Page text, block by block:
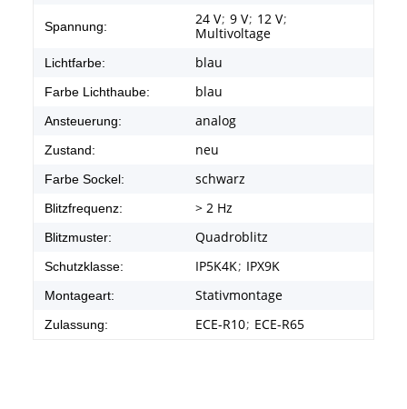
Spannung: 24 V; 9 V; 12 V;
Multivoltage
Lichtfarbe: blau
Farbe Lichthaube: blau
Ansteuerung: analog
Zustand: neu
Farbe Sockel: schwarz
Blitzfrequenz: > 2 Hz
Blitzmuster: Quadroblitz
Schutzklasse: IP5K4K; IPX9K
Montageart: Stativmontage
Zulassung: ECE-R10; ECE-R65